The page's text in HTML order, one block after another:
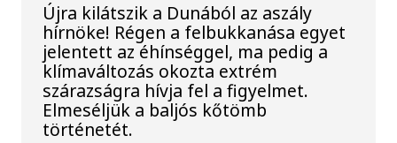
Újra kilátszik a Dunából az aszály
hírnöke! Régen a felbukkanása egyet
jelentett az éhínséggel, ma pedig a
klímaváltozás okozta extrém
szárazságra hívja fel a figyelmet.
Elmeséljük a baljós kőtömb
történetét.